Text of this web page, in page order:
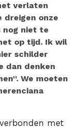
verlaten
dreigen onze
nog niet te
op tijd. Ik wil
schilder
dan denken
We moeten
met